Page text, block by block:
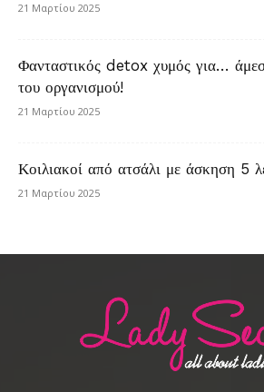
21 Μαρτίου 2025
Φανταστικός detox χυμός για…
του οργανισμού!
21 Μαρτίου 2025
Κοιλιακοί από ατσάλι με άσκηση 5
21 Μαρτίου 2025